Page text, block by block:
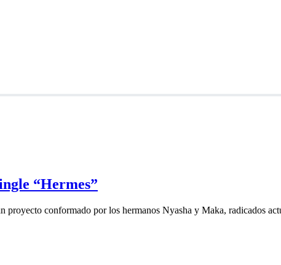
“Hermes”
conformado por los hermanos Nyasha y Maka, radicados